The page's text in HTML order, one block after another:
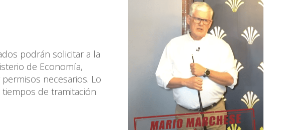
podrán solicitar a la
de Economía,
necesarios. Lo
de tramitación